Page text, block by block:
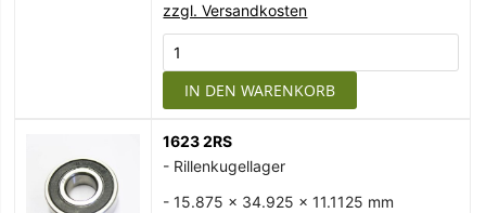
zzgl. Versandkosten
IN DEN WARENKORB
1623 2RS
- Rillenkugellager
- 15.875 x 34.925 x 11.1125 mm